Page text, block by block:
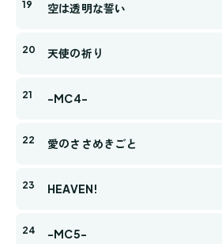
空は透明な誓い
天使の祈り
-MC4-
愛のささめきごと
HEAVEN!
-MC5-